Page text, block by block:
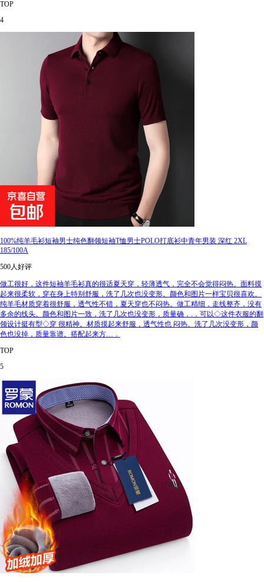
TOP
4
100%纯羊毛衫短袖男士纯色翻领短袖T恤男士POLO打底衫中青年男装 深红 2XL
185/100A
500人好评
做工很好，这件短袖羊毛衫真的很适夏天穿，轻薄透气，完全不会觉得闷热。面料摸
起来很柔软，穿在身上特别舒服，洗了几次也没变形。颜色和图片一样宝贝很喜欢。
纯羊毛材质穿着很舒服，透气性不错，夏天穿也不闷热。做工精细，走线整齐，没有
多余的线头。颜色和图片一致，洗了几次也没变形，质量确．.．可以◇这件衣服的翻
领设计挺有型◇穿 很精神。材质摸起来舒服，透气性也 闷热。洗了几次没变形，颜
色也没掉，质量靠谱。搭配起来方…．
TOP
5